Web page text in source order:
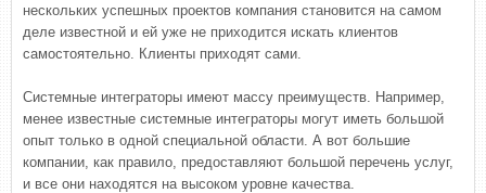
нескольких успешных проектов компания становится на самом
деле известной и ей уже не приходится искать клиентов
самостоятельно. Клиенты приходят сами.
Системные интеграторы имеют массу преимуществ. Например,
менее известные системные интеграторы могут иметь большой
опыт только в одной специальной области. А вот большие
компании, как правило, предоставляют большой перечень услуг,
и все они находятся на высоком уровне качества.